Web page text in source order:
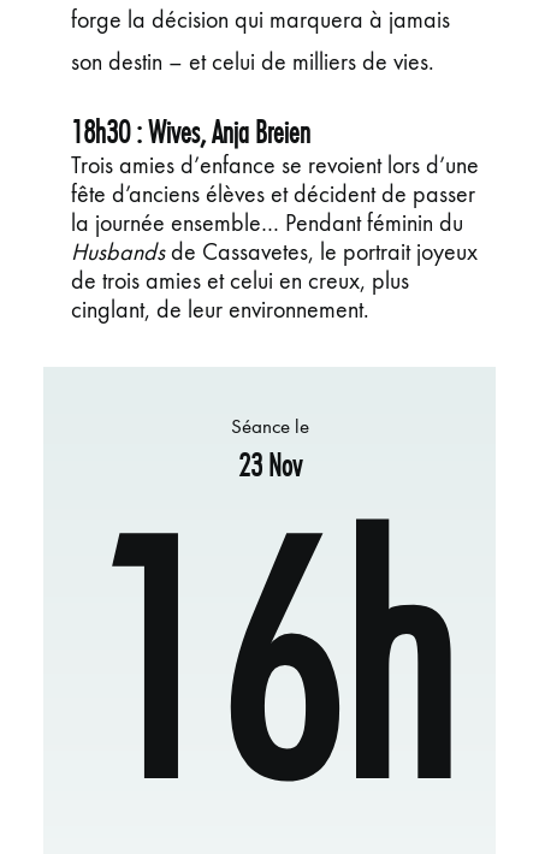
forge la décision qui marquera à jamais
son destin – et celui de milliers de vies.
18h30 : Wives, Anja Breien
Trois amies d’enfance se revoient lors d’une
fête d’anciens élèves et décident de passer
la journée ensemble… Pendant féminin du
Husbandsde Cassavetes, le portrait joyeux
de trois amies et celui en creux, plus
cinglant, de leur environnement.
Séance le
23 Nov
16h